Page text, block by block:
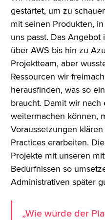
gestartet, um zu
mit seinen Produkten,
uns passt. Das
über AWS bis hin zu
Projektteam, aber
Ressourcen wir
herausfinden, was so
braucht. Damit wir
weitermachen können,
Voraussetzungen
Practices erarbeiten.
Projekte mit unseren
Bedürfnissen so
Administrativen später
„Wie würde der